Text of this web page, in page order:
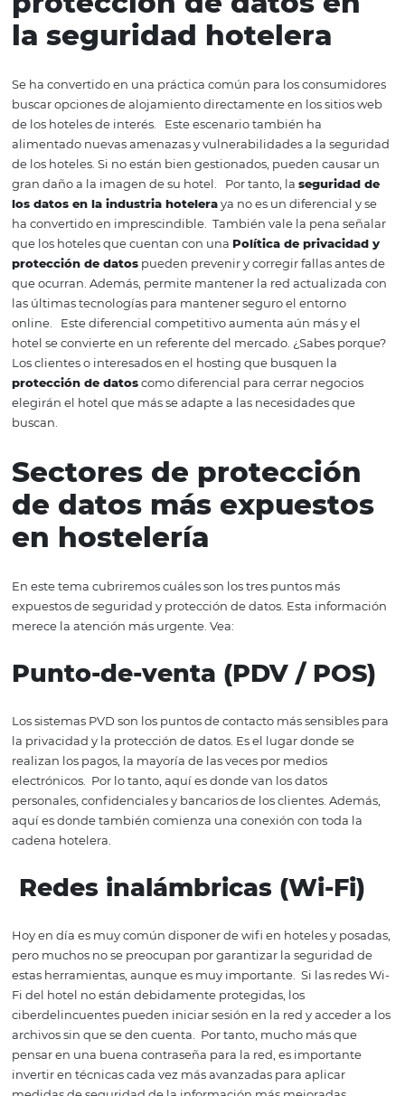
prácticas pueden tomar los establecimientos para
privacidad y la protección de datosy mejorar la
Importancia de la
protección de datos
la seguridad hotelera
Se ha convertido en una práctica común para los
buscar opciones de alojamiento directamente en los
de los hoteles de interés. Este escenario también ha
alimentado nuevas amenazas y vulnerabilidades a la
de los hoteles. Si no están bien gestionados, pueden
gran daño a la imagen de su hotel. Por tanto, la
los datos en la industria hoteleraya no es un
ha convertido en imprescindible.
protección de datospueden prevenir y corregir fallas
que ocurran. Además, permite mantener la red
las últimas tecnologías para mantener seguro el
online. Este diferencial competitivo aumenta aún más
Los clientes o interesados ​​en el hosting que busquen la
protección de datos como diferencial para cerrar
elegirán el hotel que más se adapte a las necesidades
buscan.
Sectores de
de datos más
en hostelería
expuestos de seguridad y protección de datos. Esta
merece la atención más urgente. Vea:
Punto-de-venta (PDV /
Los sistemas PVD son los puntos de contacto más
la privacidad y la protección de datos. Es el lugar donde
realizan los pagos, la mayoría de las veces por medios
electrónicos. Por lo tanto, aquí es donde van los datos